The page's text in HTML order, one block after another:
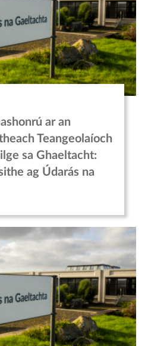
ar an
Teangeolaíoch
sa Ghaeltacht:
ag Údarás na